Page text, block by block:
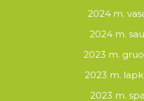
2024 m.
2024 m.
2023 m.
2023 m.
2023 m.